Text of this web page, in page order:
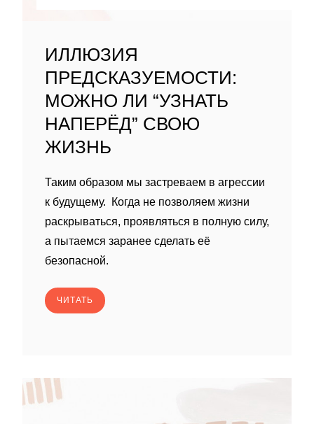
ИЛЛЮЗИЯ
ПРЕДСКАЗУЕМОСТИ:
МОЖНО ЛИ “УЗНАТЬ
НАПЕРЁД” СВОЮ
ЖИЗНЬ
Таким образом мы застреваем в агрессии
к будущему. Когда не позволяем жизни
раскрываться, проявляться в полную силу,
а пытаемся заранее сделать её
безопасной.
ЧИТАТЬ